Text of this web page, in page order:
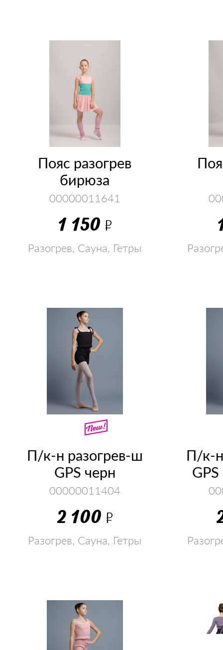
Пояс разогрев
бирюза
00000011641
1 150 Р
Разогрев, Сауна, Гетры
П/к-н разогрев-ш
GPS черн
00000011404
2 100 Р
Разогрев, Сауна, Гетры
П/к-